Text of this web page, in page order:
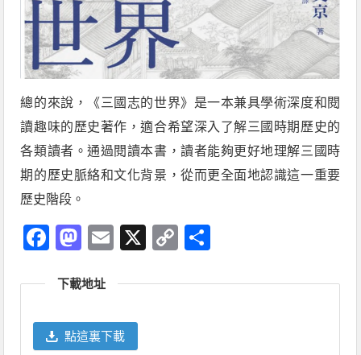
總的來說，《三國志的世界》是一本兼具學術深度和閱
讀趣味的歷史著作，適合希望深入了解三國時期歷史的
各類讀者。通過閱讀本書，讀者能夠更好地理解三國時
期的歷史脈絡和文化背景，從而更全面地認識這一重要
歷史階段。
Facebook
Mastodon
Email
X
Copy
下載地址
點這裏下載